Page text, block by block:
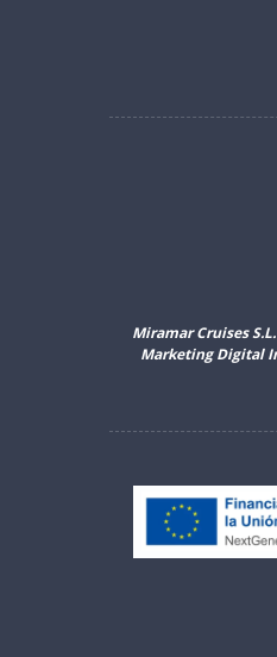
Miramar Cruises
Marketing Digital